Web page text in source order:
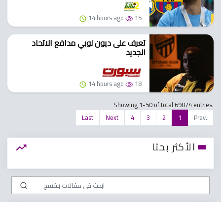
14 hours ago 15
تعرف على ديون لوبي مدافع الاتحاد
الجديد
14 hours ago
18
Showing 1-50 of total 69074 entries.
Prev.
1
2
3
4
Next
Last
الأكثر بحثا